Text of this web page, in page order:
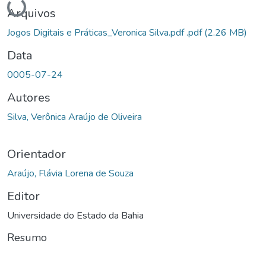
Arquivos
Jogos Digitais e Práticas_Veronica Silva.pdf .pdf(2.26 MB)
Data
0005-07-24
Autores
Silva, Verônica Araújo de Oliveira
Orientador
Araújo, Flávia Lorena de Souza
Editor
Universidade do Estado da Bahia
Resumo